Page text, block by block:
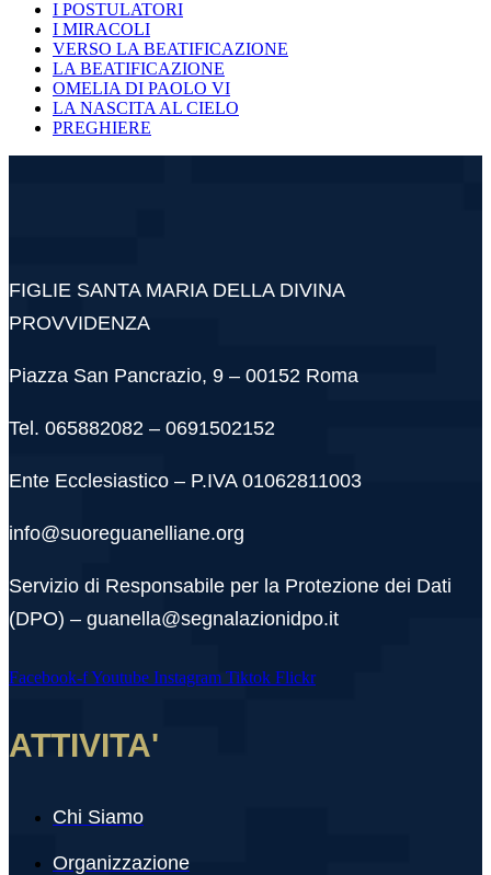
I POSTULATORI
I MIRACOLI
VERSO LA BEATIFICAZIONE
LA BEATIFICAZIONE
OMELIA DI PAOLO VI
LA NASCITA AL CIELO
PREGHIERE
FIGLIE SANTA MARIA DELLA DIVINA
PROVVIDENZA
Piazza San Pancrazio, 9 – 00152 Roma
Tel. 065882082 – 0691502152
Ente Ecclesiastico – P.IVA 01062811003
info@suoreguanelliane.org
Servizio di Responsabile per la Protezione dei Dati
(DPO) – guanella@segnalazionidpo.it
Facebook-fYoutube Instagram Tiktok Flickr
ATTIVITA'
Chi Siamo
Organizzazione